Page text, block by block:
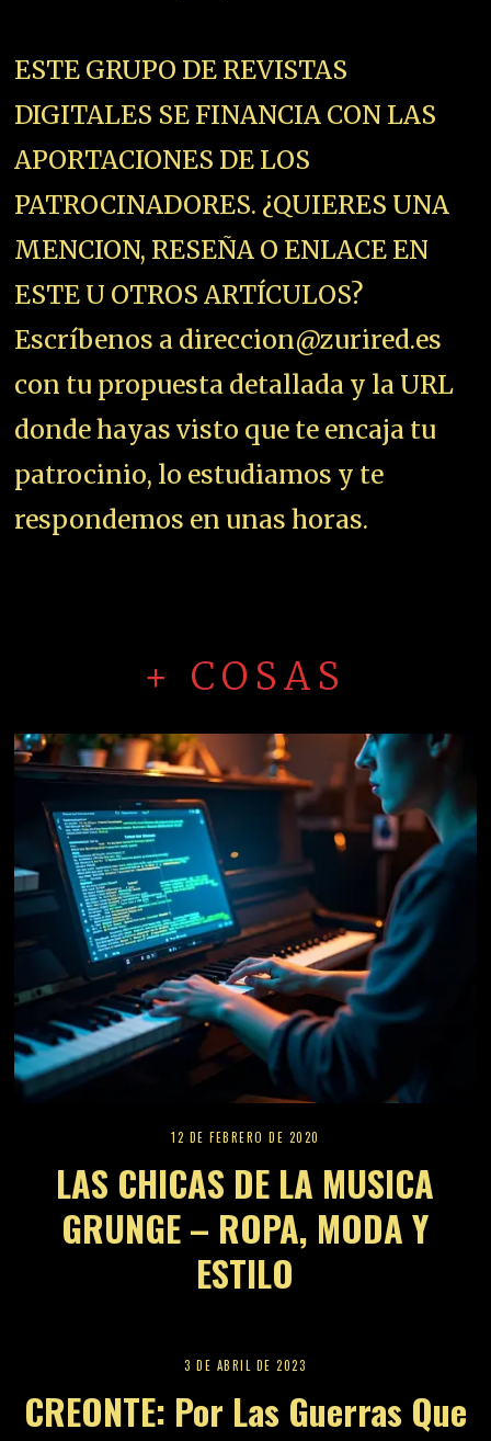
ESTE GRUPO DE REVISTAS
DIGITALES SE FINANCIA CON LAS
APORTACIONES DE LOS
PATROCINADORES. ¿QUIERES UNA
MENCION, RESEÑA O ENLACE EN
ESTE U OTROS ARTÍCULOS?
Escríbenos a direccion@zurired.es
con tu propuesta detallada y la URL
donde hayas visto que te encaja tu
patrocinio, lo estudiamos y te
respondemos en unas horas.
+ COSAS
12 DE FEBRERO DE 2020
LAS CHICAS DE LA MUSICA
GRUNGE – ROPA, MODA Y
ESTILO
3 DE ABRIL DE 2023
CREONTE: Por Las Guerras Que